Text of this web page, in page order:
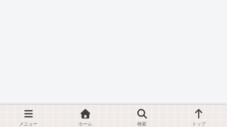
メニュー ホーム 検索 トップ